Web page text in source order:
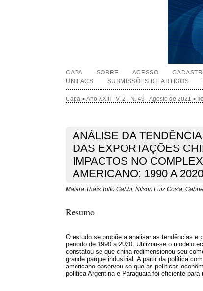
CAPA SOBRE ACESSO
UNIFACS
SUBMISSÕES DE ARTIGOS
Capa >Ano XXIII - V. 2 - N. 49 - Agosto de 2021 >
ANÁLISE DA
DAS EXPORTAÇÕES
IMPACTOS NO
AMERICANO: 1990 A 2020
Maiara Thaís Tolfo Gabbi, Nilson Luiz Costa,
Resumo
O estudo se propõe a analisar as tendências e
período de 1990 a 2020. Utilizou-se o modelo
constatou-se que china redimensionou seu
grande parque industrial. A partir da política
americano observou-se que as políticas
política Argentina e Paraguaia foi eficiente